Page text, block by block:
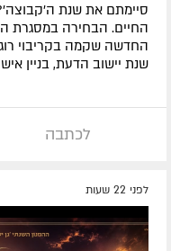
סיימתם את שנת
החיים. הבחירה במסגרת
החדשה שקמה בקריבוי
שנת יישוב הדעת, בניין
לכתבה
לפני 22 שעות